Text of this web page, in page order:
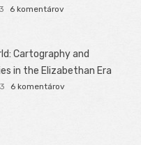
6 komentárov
Cartography and
in the Elizabethan Era
6 komentárov